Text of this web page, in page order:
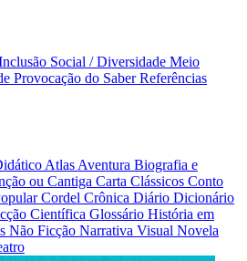
Social / Diversidade Meio
Provocação do SaberReferências
AtlasAventura Biografia e
ou Cantiga Carta Clássicos Conto
Cordel Crônica Diário Dicionário
Científica Glossário História em
Não Ficção Narrativa Visual Novela